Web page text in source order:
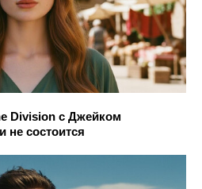
Division с Джейком
не состоится